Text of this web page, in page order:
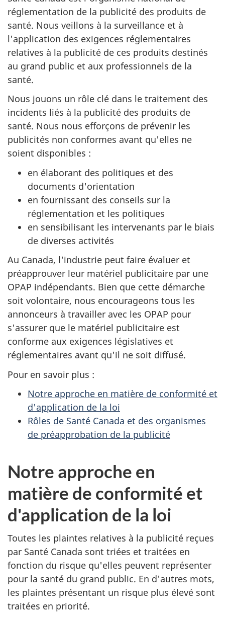
réglementation de la publicité des produits de
santé. Nous veillons à la surveillance et à
l'application des exigences réglementaires
relatives à la publicité de ces produits destinés
au grand public et aux professionnels de la
santé.
Nous jouons un rôle clé dans le traitement des
incidents liés à la publicité des produits de
santé. Nous nous efforçons de prévenir les
publicités non conformes avant qu'elles ne
soient disponibles :
en élaborant des politiques et des
documents d'orientation
en fournissant des conseils sur la
réglementation et les politiques
en sensibilisant les intervenants par le biais
de diverses activités
Au Canada, l'industrie peut faire évaluer et
préapprouver leur matériel publicitaire par une
OPAP indépendants. Bien que cette démarche
soit volontaire, nous encourageons tous les
annonceurs à travailler avec les OPAP pour
s'assurer que le matériel publicitaire est
conforme aux exigences législatives et
réglementaires avant qu'il ne soit diffusé.
Pour en savoir plus :
Notre approche en matière de conformité et
d'application de la loi
Rôles de Santé Canada et des organismes
de préapprobation de la publicité
Notre approche en
matière de conformité et
d'application de la loi
Toutes les plaintes relatives à la publicité reçues
par Santé Canada sont triées et traitées en
fonction du risque qu'elles peuvent représenter
pour la santé du grand public. En d'autres mots,
les plaintes présentant un risque plus élevé sont
traitées en priorité.